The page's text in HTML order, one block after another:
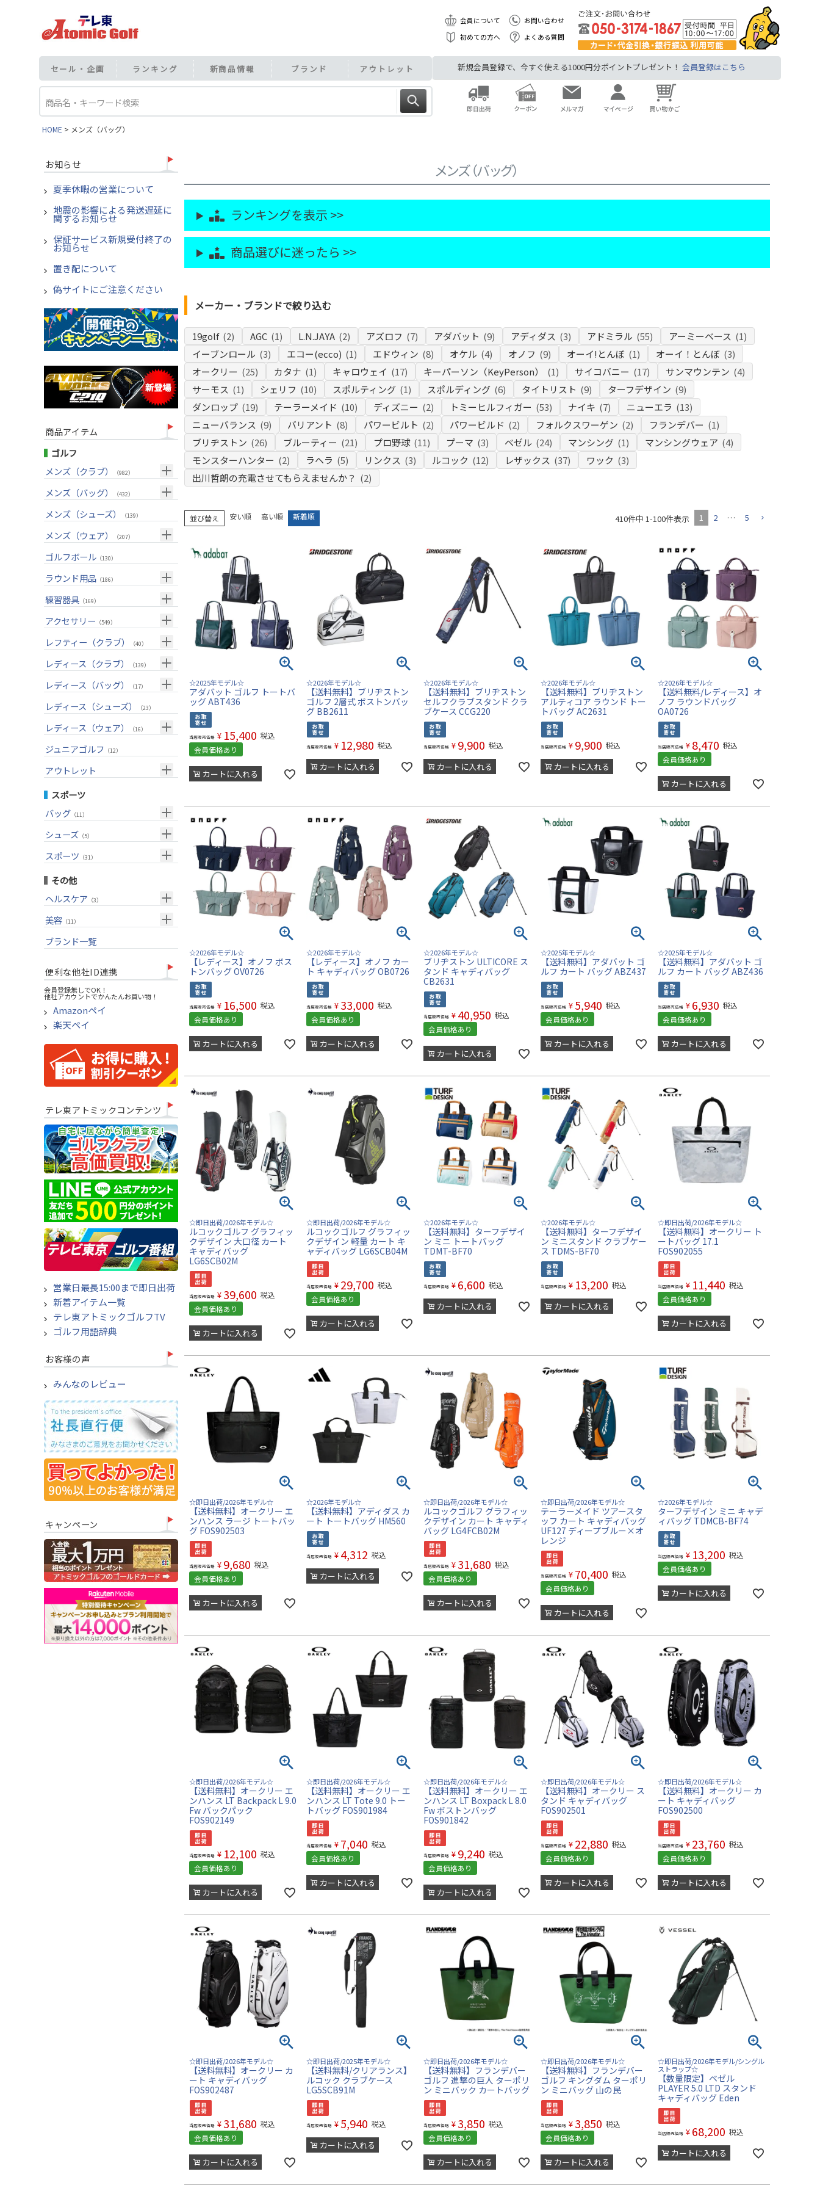
会員について
お問い合わせ
初めての方へ
よくある質問
セール・企画 ランキング 新商品情報 ブランド アウトレット 新規会員登録で、今すぐ使える1000円分ポイントプレゼント！ 会員登録はこちら
HOME メンズ（バッグ）
お知らせ
夏季休暇の営業について
地震の影響による発送遅延に
関するお知らせ
保証サービス新規受付終了の
お知らせ
置き配について
偽サイトにご注意ください
商品アイテム
ゴルフ
メンズ（クラブ）
（982）
クラブセット(右用)（24）
ドライバー(右用)
フェアウェイウッド(右用)
ウェッジ(右用)
パター(右用)
チッパー(右用)（13）
USモデル（56）
カスタム
メンズ（バッグ） （432）
キャディバッグ（212）
ボストンバッグ
トートバッグ
メンズ（シューズ） （139）
メンズ（ウェア） （207）
トップス（55）
ボトムス（26）
アウター
グローブ
その他
ゴルフボール （130）
ラウンド用品 （186）
GPSナビ（33）
距離測定器
（20）
ネームプレート
傘
練習器具 （169）
パターマット（28）
スイング練習器 （114）
アクセサリー （549）
ヘッドカバー（213）
シューズケース （7）
トラベルケース （20）
サングラス
ネックレス
その他
シャフト（27）
グリップ（20）
レフティー（クラブ） （40）
クラブセット(左用) （1）
ドライバー(左用)（4）
フェアウェイウッド(左用)
ウェッジ(左用)
パター(左用)
USモデル
レディース（クラブ） （139）
クラブセット(女性用) （11）
ドライバー(女性用)（20）
フェアウェイウッド(女性用) （28）
ウェッジ(女性用)
パター(女性用)
チッパー(女性用)（2）
USモデル（1）
レディース（バッグ） （17）
キャディバッグ （12）
クラブケース （2）
レディース（シューズ） （23）
レディース（ウェア） （16）
トップス（5）
レインウェア
ジュニアゴルフ （12）
アウトレット
クラブセット
ドライバー
ユーティリティー
アイアンセット
アイアン単品
ウェッジ
パター
ゴルフバッグ
ゴルフシューズ
ウェア
その他
スポーツ
バッグ （11）
メンズ（10）
スーツケース
シューズ （5）
アクセサリー
スポーツ （31）
トレーニング
アウトドア
その他
ヘルスケア （3）
サポーター
美容 （11）
UVケア（11）
ブランド一覧
便利な他社ID連携
会員登録無しでOK！
他社アカウントでかんたんお買い物！
Amazonペイ
楽天ペイ
テレ東アトミックコンテンツ
営業日最長15:00まで即日出荷
新着アイテム一覧
テレ東アトミックゴルフTV
ゴルフ用語辞典
お客様の声
みんなのレビュー
キャンペーン
メンズ（バッグ）
ランキングを表示 >>
商品選びに迷ったら >>
メーカー・ブランドで絞り込む
19golf (2) AGC (1) L.N.JAYA (2) アズロフ (7) アダバット (9) アディダス (3) アドミラル (55) アーミーベース (1)
イーブンロール (3) エコー(ecco) (1) エドウィン (8) オケル (4) オノフ (9) オーイ!とんぼ (1) オーイ！とんぼ (3)
オークリー (25) カタナ (1) キャロウェイ (17) キーパーソン（KeyPerson） (1) サイコバニー (17) サンマウンテン (4)
サーモス (1) シェリフ (10) スポルティング (1) スポルディング (6) タイトリスト (9) ターフデザイン (9)
ダンロップ (19) テーラーメイド (10) ディズニー (2) トミーヒルフィガー (53) ナイキ (7) ニューエラ (13)
ニューバランス (9) バリアント (8) パワービルト (2) パワービルド (2) フォルクスワーゲン (2) フランデバー (1)
ブリヂストン (26) ブルーティー (21) プロ野球 (11) プーマ (3) ベゼル (24) マンシング (1) マンシングウェア (4)
モンスターハンター (2) ラヘラ (5) リンクス (3) ルコック (12) レザックス (37) ワック (3)
出川哲朗の充電させてもらえませんか？ (2)
並び替え 安い順 高い順 新着順 410件中 1-100件表示 1 2 … 5
☆2025年モデル☆
アダバット ゴルフ トートバ
ッグ ABT436
当店販売価格 ¥ 15,400 税込
会員価格あり
カートに入れる
☆2026年モデル☆
【送料無料】ブリヂストン
ゴルフ 2層式 ボストンバッ
グ BB2611
当店販売価格 ¥ 12,980 税込
カートに入れる
☆2026年モデル☆
【送料無料】ブリヂストン
セルフクラブスタンド クラ
ブケース CCG220
当店販売価格 ¥ 9,900 税込
カートに入れる
☆2026年モデル☆
【送料無料】ブリヂストン
アルティコア ラウンド トー
トバッグ AC2631
当店販売価格 ¥ 9,900 税込
カートに入れる
☆2026年モデル☆
【送料無料/レディース】オ
ノフ ラウンドバッグ
OA0726
当店販売価格 ¥ 8,470 税込
会員価格あり
カートに入れる
☆2026年モデル☆
【レディース】オノフ ボス
トンバッグ OV0726
当店販売価格 ¥ 16,500 税込
会員価格あり
カートに入れる
☆2026年モデル☆
【レディース】オノフ カー
ト キャディバッグ OB0726
当店販売価格 ¥ 33,000 税込
会員価格あり
カートに入れる
☆2026年モデル☆
ブリヂストン ULTICORE ス
タンド キャディバッグ
CB2631
当店販売価格 ¥ 40,950 税込
会員価格あり
カートに入れる
☆2025年モデル☆
【送料無料】アダバット ゴ
ルフ カート バッグ ABZ437
当店販売価格 ¥ 5,940 税込
会員価格あり
カートに入れる
☆2025年モデル☆
【送料無料】アダバット ゴ
ルフ カート バッグ ABZ436
当店販売価格 ¥ 6,930 税込
会員価格あり
カートに入れる
☆即日出荷/2026年モデル☆
ルコックゴルフ グラフィッ
クデザイン 大口径 カート
キャディバッグ
LG6SCB02M
当店販売価格 ¥ 39,600 税込
会員価格あり
カートに入れる
☆即日出荷/2026年モデル☆
ルコックゴルフ グラフィッ
クデザイン 軽量 カート キ
ャディバッグ LG6SCB04M
当店販売価格 ¥ 29,700 税込
会員価格あり
カートに入れる
☆2026年モデル☆
【送料無料】ターフデザイ
ン ミニ トートバッグ
TDMT-BF70
当店販売価格 ¥ 6,600 税込
カートに入れる
☆2026年モデル☆
【送料無料】ターフデザイ
ン ミニスタンド クラブケー
ス TDMS-BF70
当店販売価格 ¥ 13,200 税込
カートに入れる
☆即日出荷/2026年モデル☆
【送料無料】オークリー ト
ートバッグ 17.1
FOS902055
当店販売価格 ¥ 11,440 税込
会員価格あり
カートに入れる
☆即日出荷/2026年モデル☆
【送料無料】オークリー エ
ンハンス ラージ トートバッ
グ FOS902503
当店販売価格 ¥ 9,680 税込
会員価格あり
カートに入れる
☆2026年モデル☆
【送料無料】アディダス カ
ート トートバッグ HM560
当店販売価格 ¥ 4,312 税込
カートに入れる
☆即日出荷/2026年モデル☆
ルコックゴルフ グラフィッ
クデザイン カート キャディ
バッグ LG4FCB02M
当店販売価格 ¥ 31,680 税込
会員価格あり
カートに入れる
☆即日出荷/2026年モデル☆
テーラーメイド ツアースタ
ッフ カート キャディバッグ
UF127 ディープブルー×オ
レンジ
当店販売価格 ¥ 70,400 税込
会員価格あり
カートに入れる
☆2026年モデル☆
ターフデザイン ミニ キャデ
ィバッグ TDMCB-BF74
当店販売価格 ¥ 13,200 税込
会員価格あり
カートに入れる
☆即日出荷/2026年モデル☆
【送料無料】オークリー エ
ンハンス LT Backpack L 9.0
Fw バックパック
FOS902149
当店販売価格 ¥ 12,100 税込
会員価格あり
カートに入れる
☆即日出荷/2026年モデル☆
【送料無料】オークリー エ
ンハンス LT Tote 9.0 トー
トバッグ FOS901984
当店販売価格 ¥ 7,040 税込
会員価格あり
カートに入れる
☆即日出荷/2026年モデル☆
【送料無料】オークリー エ
ンハンス LT Boxpack L 8.0
Fw ボストンバッグ
FOS901842
当店販売価格 ¥ 9,240 税込
会員価格あり
カートに入れる
☆即日出荷/2026年モデル☆
【送料無料】オークリー ス
タンド キャディバッグ
FOS902501
当店販売価格 ¥ 22,880 税込
会員価格あり
カートに入れる
☆即日出荷/2026年モデル☆
【送料無料】オークリー カ
ート キャディバッグ
FOS902500
当店販売価格 ¥ 23,760 税込
会員価格あり
カートに入れる
☆即日出荷/2026年モデル☆
【送料無料】オークリー カ
ート キャディバッグ
FOS902487
当店販売価格 ¥ 31,680 税込
会員価格あり
カートに入れる
☆即日出荷/2025年モデル☆
【送料無料/クリアランス】
ルコック クラブケース
LG5SCB91M
当店販売価格 ¥ 5,940 税込
カートに入れる
☆即日出荷/2026年モデル☆
【送料無料】フランデバー
ゴルフ 進撃の巨人 ターポリ
ン ミニバック カートバッグ
当店販売価格 ¥ 3,850 税込
会員価格あり
カートに入れる
☆即日出荷/2026年モデル☆
【送料無料】フランデバー
ゴルフ キングダム ターポリ
ン ミニバッグ 山の民
当店販売価格 ¥ 3,850 税込
会員価格あり
カートに入れる
☆即日出荷/2026年モデル/シングル
ストラップ☆
【数量限定】ベゼル
PLAYER 5.0 LTD スタンド
キャディバッグ Eden
当店販売価格 ¥ 68,200 税込
カートに入れる